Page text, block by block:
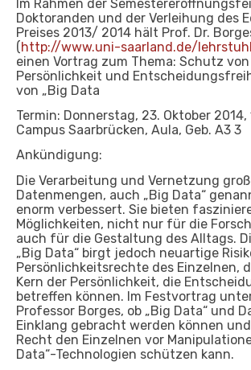
Im Rahmen der
Doktoranden und der Verleihung des
Preises 2013/ 2014 hält Prof. Dr.
(http://www.uni-saarland.de/
einen Vortrag zum Thema: Schutz
Persönlichkeit und
von „Big Data
Termin: Donnerstag, 23. Oktober 2014,
Campus Saarbrücken, Aula, Geb. A3 3
Ankündigung:
Die Verarbeitung und Vernetzung
Datenmengen, auch „Big Data“
enorm verbessert. Sie bieten
Möglichkeiten, nicht nur für die
auch für die Gestaltung des Alltags.
„Big Data“ birgt jedoch neuartige
Persönlichkeitsrechte des Einzelnen,
Kern der Persönlichkeit, die
betreffen können. Im Festvortrag
Professor Borges, ob „Big Data“ und
Einklang gebracht werden können
Recht den Einzelnen vor
Data“-Technologien schützen kann.